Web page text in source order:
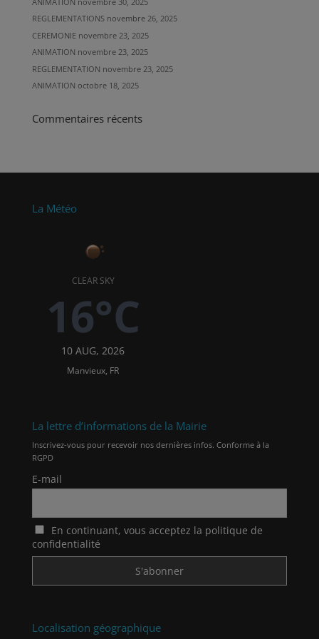
REGLEMENTATIONS novembre 26, 2025
CEREMONIE novembre 23, 2025
ANIMATION novembre 23, 2025
REGLEMENTATION novembre 23, 2025
ANIMATION octobre 18, 2025
Commentaires récents
La Météo
CLEAR SKY
16°C
10 AUG, 2026
Manvieux, FR
La lettre d’informations de la Mairie
Inscrivez-vous pour recevoir nos dernières infos. Conforme à la
RGPD
E-mail
En continuant, vous acceptez la politique de
confidentialité
Localisation géographique